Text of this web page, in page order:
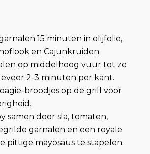
15 minuten in olijfolie,
en Cajunkruiden.
op middelhoog vuur tot ze
2-3 minuten per kant.
broodjes op de grill voor
samen door sla, tomaten,
garnalen en een royale
pittige mayosaus te stapelen.